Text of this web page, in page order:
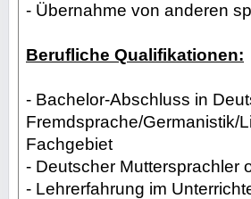
- Übernahme von anderen
Berufliche Qualifikationen:
- Bachelor-Abschluss in
Fremdsprache/Germanistik/
Fachgebiet
- Deutscher Muttersprachler
- Lehrerfahrung im